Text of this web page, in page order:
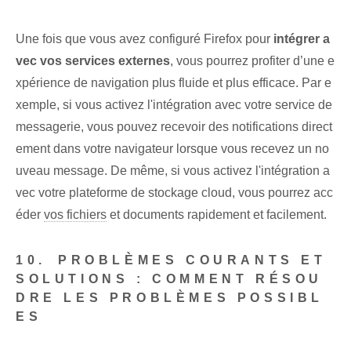
Une fois que vous avez configuré Firefox pour intégrer a
vec‌ vos services externes, vous pourrez profiter d’une e
xpérience de navigation plus fluide et plus efficace. Par e
xemple, si vous activez l'intégration avec votre service de
messagerie, vous pouvez recevoir des notifications direct
ement dans votre navigateur lorsque vous recevez un no
uveau message. De même, si vous activez l'intégration a
vec votre plateforme de stockage cloud, vous pourrez acc
éder vos fichiers et documents rapidement et facilement.
10. ⁤PROBLÈMES COURANTS ET
SOLUTIONS : COMMENT RÉSOU
DRE LES PROBLÈMES POSSIBL
ES